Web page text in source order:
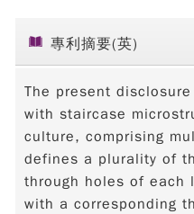
專利摘要(英)
The present
with staircase
culture, comprising
defines a plurality of
through holes of each
with a corresponding